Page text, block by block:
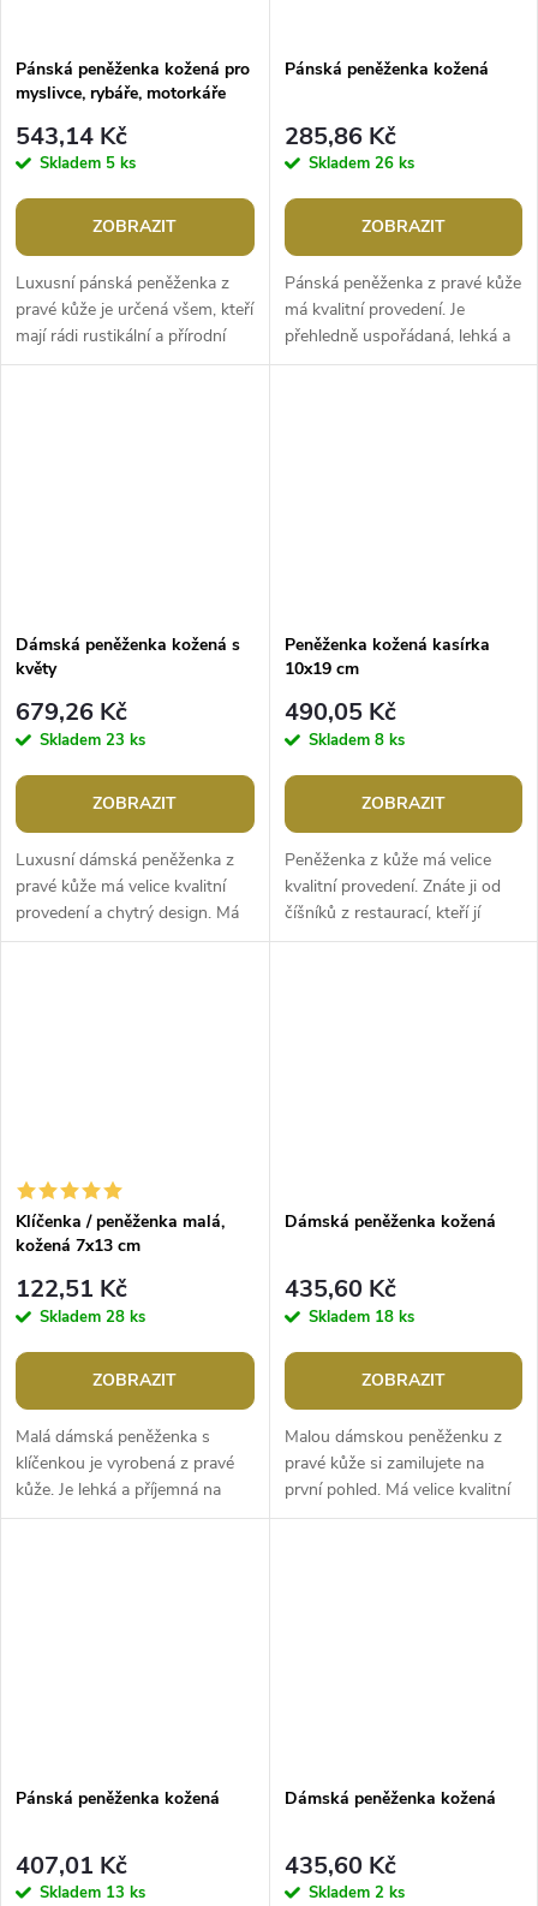
Pánská peněženka kožená pro
myslivce, rybáře, motorkáře
543,14 Kč
Skladem 5 ks
ZOBRAZIT
Luxusní pánská peněženka z
pravé kůže je určená všem, kteří
mají rádi rustikální a přírodní
styl. Přední strana je ozdobená
Pánská peněženka kožená
285,86 Kč
Skladem 26 ks
ZOBRAZIT
Pánská peněženka z pravé kůže
má kvalitní provedení. Je
přehledně uspořádaná, lehká a
příjemná na dotek. Povrch kůže
Dámská peněženka kožená s
květy
679,26 Kč
Skladem 23 ks
ZOBRAZIT
Luxusní dámská peněženka z
pravé kůže má velice kvalitní
provedení a chytrý design. Má
elegantní povrch s velkými
Peněženka kožená kasírka
10x19 cm
490,05 Kč
Skladem 8 ks
ZOBRAZIT
Peněženka z kůže má velice
kvalitní provedení. Znáte ji od
číšníků z restaurací, kteří jí
přezdívají kasírka. Je přehledně
Klíčenka / peněženka malá,
kožená 7x13 cm
122,51 Kč
Skladem 28 ks
ZOBRAZIT
Malá dámská peněženka s
klíčenkou je vyrobená z pravé
kůže. Je lehká a příjemná na
dotek. V hlavní kapse, která se
Dámská peněženka kožená
435,60 Kč
Skladem 18 ks
ZOBRAZIT
Malou dámskou peněženku z
pravé kůže si zamilujete na
první pohled. Má velice kvalitní
provedení a chytrý design, je
Pánská peněženka kožená
407,01 Kč
Skladem 13 ks
Dámská peněženka kožená
435,60 Kč
Skladem 2 ks